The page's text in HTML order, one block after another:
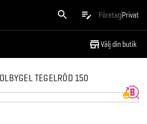
FöretagPrivat
Välj din butik
TEGELRÖD 150